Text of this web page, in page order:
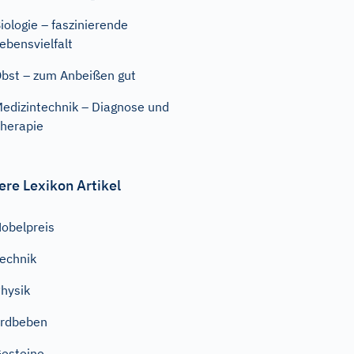
– faszinierende
– zum Anbeißen gut
– Diagnose und
Lexikon Artikel